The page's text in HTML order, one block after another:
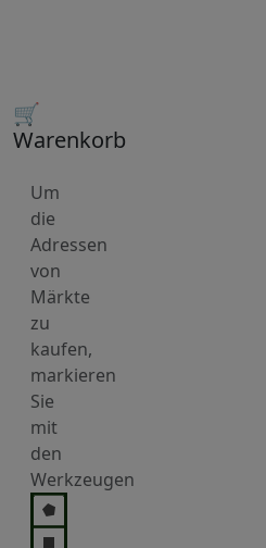
🛒
Warenkorb
Um
die
Adressen
von
Märkte
zu
kaufen,
markieren
Sie
mit
den
Werkzeugen